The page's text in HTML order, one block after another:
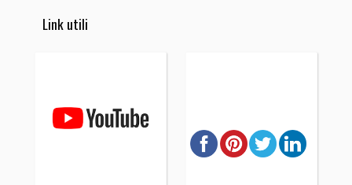
Link utili